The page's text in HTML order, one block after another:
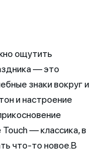
ощутить
— это
знаки вокруг и
и настроение
— классика, в
что-то новое.В